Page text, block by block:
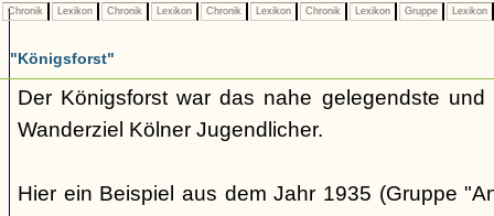
Chronik Lexikon Chronik Lexikon Chronik Lexikon Chronik Lexikon Gruppe Lexikon
"Königsforst"
Der Königsforst war das nahe gelegendste
Wanderziel Kölner Jugendlicher.
Hier ein Beispiel aus dem Jahr 1935 (Gruppe